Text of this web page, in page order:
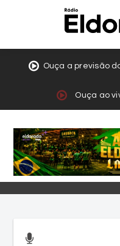
Ouça a previsão
Ouça ao